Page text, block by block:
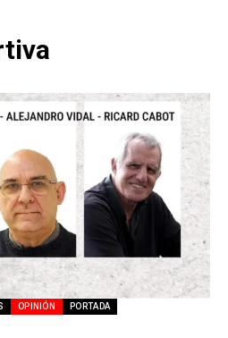
OPINIÓN
PORTADA